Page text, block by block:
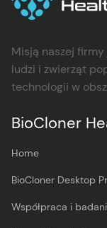
Misją naszej
ludzi i zwierząt
technologii w
BioCloner
Home
BioCloner Desktop
Współpraca i